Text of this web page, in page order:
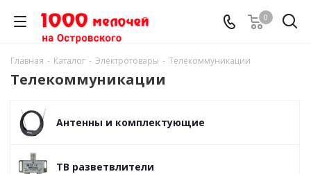
0
Главная - Каталог - Электротовары - Телекоммуникации
Телекоммуникации
Антенны и комплектующие
ТВ разветвлители